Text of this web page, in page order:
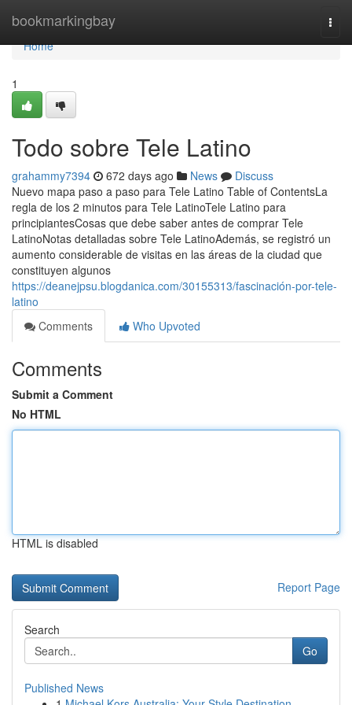
bookmarkingbay
Home
Home
1
Todo sobre Tele Latino
grahammy7394 672 days ago News
Discuss
Nuevo mapa paso a paso para Tele Latino Table of ContentsLa
regla de los 2 minutos para Tele LatinoTele Latino para
principiantesCosas que debe saber antes de comprar Tele
LatinoNotas detalladas sobre Tele LatinoAdemás, se registró un
aumento considerable de visitas en las áreas de la ciudad que
constituyen algunos
https://deanejpsu.blogdanica.com/30155313/fascinación-por-tele-
latino
Comments
Who Upvoted
Comments
Submit a Comment
No HTML
HTML is disabled
Report Page
Search
Go
Published News